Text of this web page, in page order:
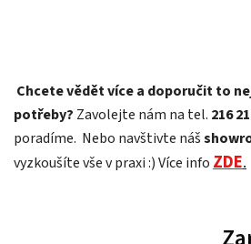
Chcete vědět více a doporučit to
potřeby? Zavolejte nám na tel. 216
poradíme. Nebo navštivte náš
vyzkoušíte vše v praxi :) Více infoZDE.